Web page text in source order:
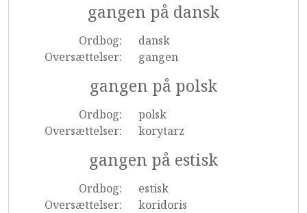
gangen på dansk
Ordbog:
dansk
Oversættelser:
gangen
gangen på polsk
Ordbog:
polsk
Oversættelser:
korytarz
gangen på estisk
Ordbog:
estisk
Oversættelser:
koridoris